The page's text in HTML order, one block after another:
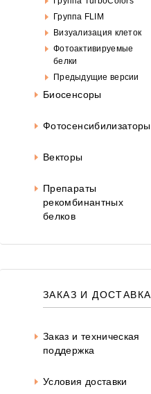
Группа FLIM
Визуализация клеток
Фотоактивируемые
белки
Предыдущие версии
Биосенсоры
Фотосенсибилизаторы
Векторы
Препараты
рекомбинантных
белков
ЗАКАЗ И ДОСТАВКА
Заказ и техническая
поддержка
Условия доставки